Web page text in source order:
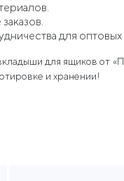
для оптовых
для ящиков от
и хранении!